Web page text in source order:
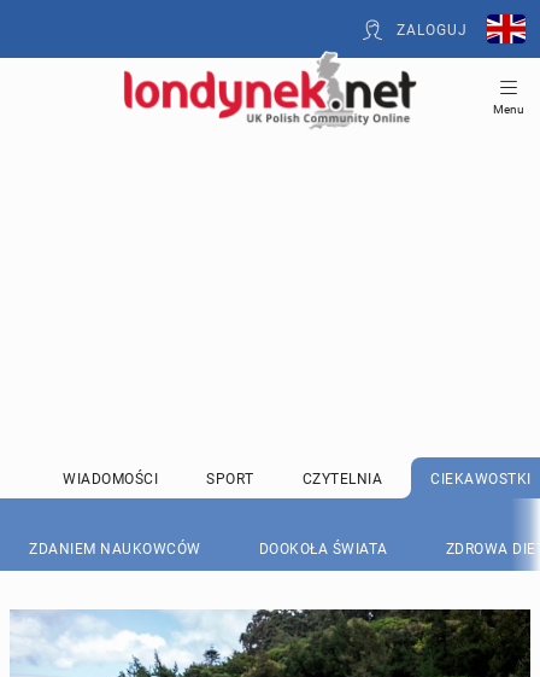
ZALOGUJ
Menu
WIADOMOŚCI SPORT CZYTELNIA CIEKAWOSTKI
ZDANIEM NAUKOWCÓW DOOKOŁA ŚWIATA ZDROWA